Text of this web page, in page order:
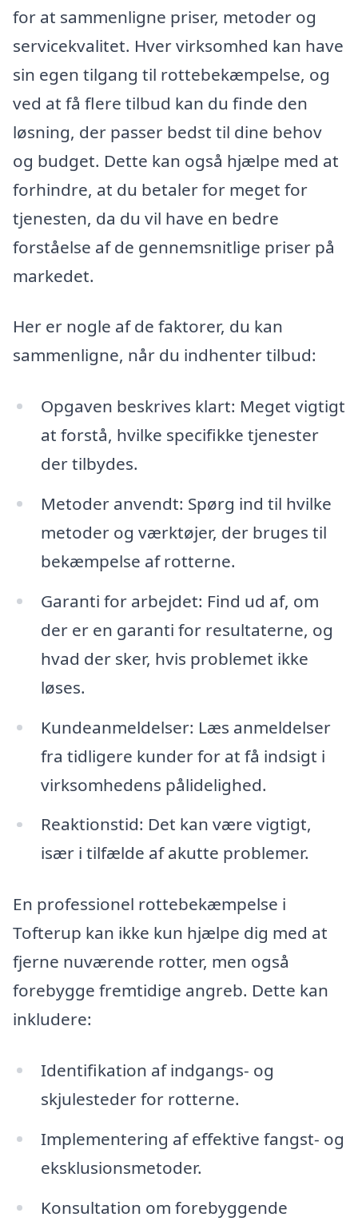
for at sammenligne priser, metoder og
servicekvalitet. Hver virksomhed kan have
sin egen tilgang til rottebekæmpelse, og
ved at få flere tilbud kan du finde den
løsning, der passer bedst til dine behov
og budget. Dette kan også hjælpe med at
forhindre, at du betaler for meget for
tjenesten, da du vil have en bedre
forståelse af de gennemsnitlige priser på
markedet.
Her er nogle af de faktorer, du kan
sammenligne, når du indhenter tilbud:
Opgaven beskrives klart: Meget vigtigt
at forstå, hvilke specifikke tjenester
der tilbydes.
Metoder anvendt: Spørg ind til hvilke
metoder og værktøjer, der bruges til
bekæmpelse af rotterne.
Garanti for arbejdet: Find ud af, om
der er en garanti for resultaterne, og
hvad der sker, hvis problemet ikke
løses.
Kundeanmeldelser: Læs anmeldelser
fra tidligere kunder for at få indsigt i
virksomhedens pålidelighed.
Reaktionstid: Det kan være vigtigt,
især i tilfælde af akutte problemer.
En professionel rottebekæmpelse i
Tofterup kan ikke kun hjælpe dig med at
fjerne nuværende rotter, men også
forebygge fremtidige angreb. Dette kan
inkludere:
Identifikation af indgangs- og
skjulesteder for rotterne.
Implementering af effektive fangst- og
eksklusionsmetoder.
Konsultation om forebyggende